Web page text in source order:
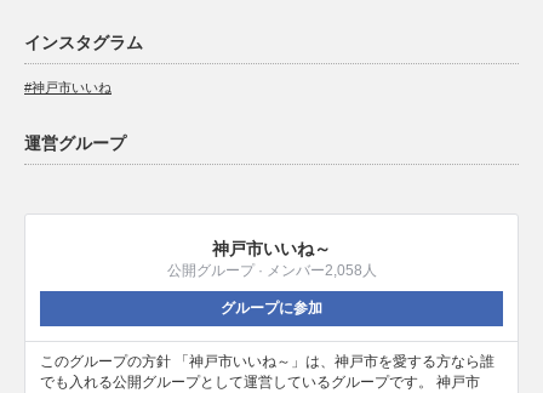
インスタグラム
#神戸市いいね
運営グループ
神戸市いいね～
公開グループ · メンバー2,058人
グループに参加
このグループの方針 「神戸市いいね～」は、神戸市を愛する方なら誰
でも入れる公開グループとして運営しているグループです。 神戸市